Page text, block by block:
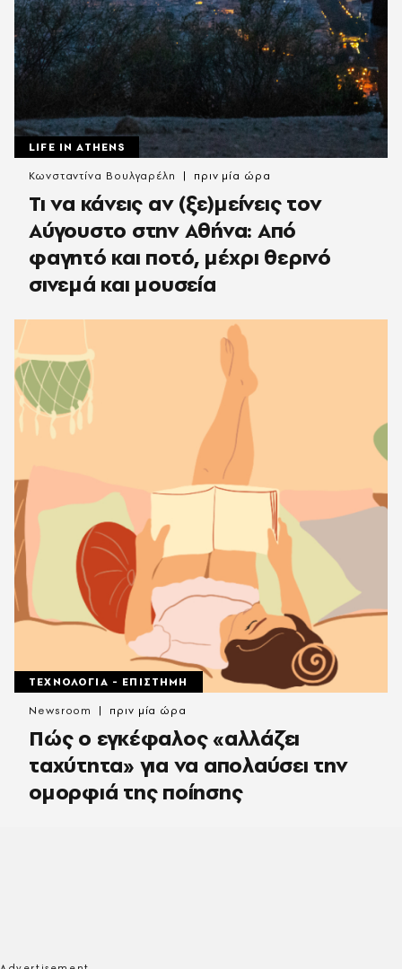
LIFE IN ATHENS
Τι να κάνεις αν (ξε)μείνεις τον
Αύγουστο στην Αθήνα: Από
φαγητό και ποτό, μέχρι θερινό
σινεμά και μουσεία
Κωνσταντίνα Βουλγαρέλη πριν μία ώρα
ΤΕΧΝΟΛΟΓΙΑ - ΕΠΙΣΤΗΜΗ
Πώς ο εγκέφαλος «αλλάζει
ταχύτητα» για να απολαύσει την
ομορφιά της ποίησης
Newsroom πριν μία ώρα